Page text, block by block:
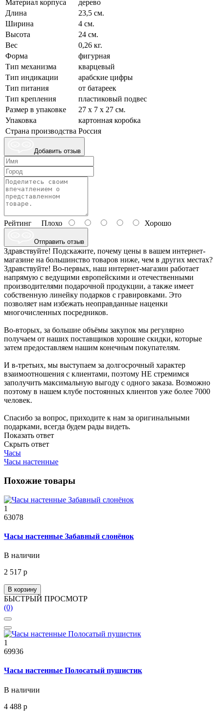
Материал корпуса
дерево
Длина
23,5 см.
Ширина
4 см.
Высота
24 см.
Вес
0,26 кг.
Форма
фигурная
Тип механизма
кварцевый
Тип индикации
арабские цифры
Тип питания
от батареек
Тип крепления
пластиковый подвес
Размер в упаковке
27 х 7 х 27 см.
Упаковка
картонная коробка
Страна производства Россия
Добавить отзыв
Рейтинг Плохо Хорошо
Отправить отзыв
Здравствуйте! Подскажите, почему цены в вашем интернет-
магазине на большинство товаров ниже, чем в других местах?
Здравствуйте! Во-первых, наш интернет-магазин работает
напрямую с ведущими европейскими и отечественными
производителями подарочной продукции, а также имеет
собственную линейку подарков с гравировками. Это
позволяет нам избежать неоправданные наценки
многочисленных посредников.
Во-вторых, за большие объёмы закупок мы регулярно
получаем от наших поставщиков хорошие скидки, которые
затем предоставляем нашим конечным покупателям.
И в-третьих, мы выступаем за долгосрочный характер
взаимоотношения с клиентами, поэтому НЕ стремимся
заполучить максимальную выгоду с одного заказа. Возможно
поэтому в нашем клубе постоянных клиентов уже более 7000
человек.
Спасибо за вопрос, приходите к нам за оригинальными
подарками, всегда будем рады видеть.
Показать ответ
Скрыть ответ
Часы
Часы настенные
Похожие товары
1
63078
Часы настенные Забавный слонёнок
В наличии
2 517 р
В корзину
БЫСТРЫЙ ПРОСМОТР
(0)
1
69936
Часы настенные Полосатый пушистик
В наличии
4 488 р